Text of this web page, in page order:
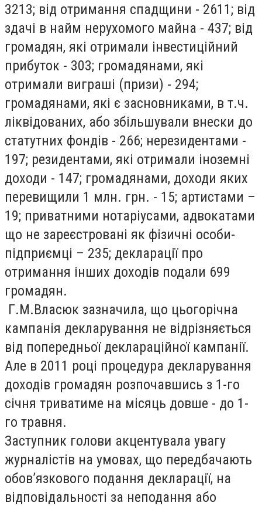
3213; від отримання спадщини - 2611; від
здачі в найм нерухомого майна - 437; від
громадян, які отримали інвестиційний
прибуток - 303; громадянами, які
отримали виграші (призи) - 294;
громадянами, які є засновниками, в т.ч.
ліквідованих, або збільшували внески до
статутних фондів - 266; нерезидентами -
197; резидентами, які отримали іноземні
доходи - 147; громадянами, доходи яких
перевищили 1 млн. грн. - 15; артистами –
19; приватними нотаріусами, адвокатами
що не зареєстровані як фізичні особи-
підприємці – 235; декларації про
отримання інших доходів подали 699
громадян.
Г.М.Власюк зазначила, що цьогорічна
кампанія декларування не відрізняється
від попередньої деклараційної кампанії.
Але в 2011 році процедура декларування
доходів громадян розпочавшись з 1-го
січня триватиме на місяць довше - до 1-
го травня.
Заступник голови акцентувала увагу
журналістів на умовах, що передбачають
обов’язкового подання декларації, на
відповідальності за неподання або